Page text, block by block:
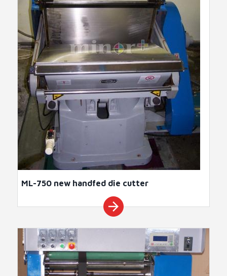
ML-750 new handfed die cutter
arrow_forward